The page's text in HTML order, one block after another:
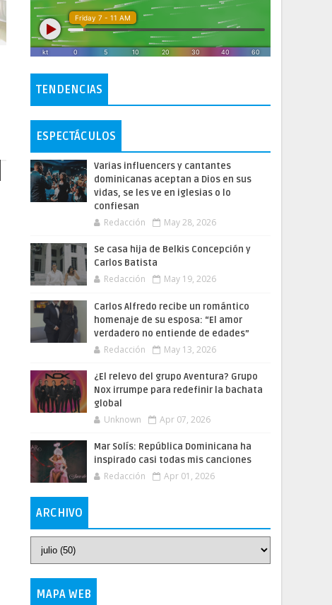
TENDENCIAS
ESPECTÁCULOS
Varias influencers y cantantes
dominicanas aceptan a Dios en sus
vidas, se les ve en iglesias o lo
confiesan
Redacción May 28, 2026
Se casa hija de Belkis Concepción y
Carlos Batista
Redacción May 19, 2026
Carlos Alfredo recibe un romántico
homenaje de su esposa: “El amor
verdadero no entiende de edades”
Redacción May 13, 2026
¿El relevo del grupo Aventura? Grupo
Nox irrumpe para redefinir la bachata
global
Unknown Apr 07, 2026
Mar Solís: República Dominicana ha
inspirado casi todas mis canciones
Redacción Apr 01, 2026
ARCHIVO
MAPA WEB